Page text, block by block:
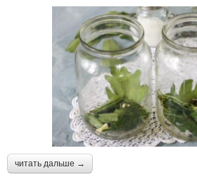
читать дальше →